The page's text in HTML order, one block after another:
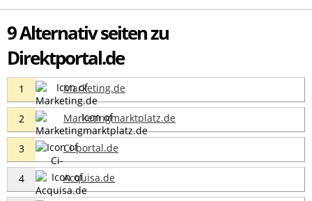
9 Alternativ seiten zu
Direktportal.de
1 Marketing.de
2 Marketingmarktplatz.de
3 Ci-portal.de
4 Acquisa.de